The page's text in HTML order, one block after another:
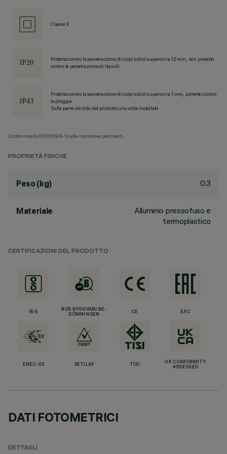
Classe II
Protetto contro la penetrazione di corpi solidi superiori a 12 mm, non protetto
contro la penetrazione di liquidi.
Protetto contro la penetrazione di corpi solidi superiori a 1 mm, protetto contro
la pioggia.
Sulla parte visibile del prodotto una volta installato
Conforme alla EN60598-1 e alle normative pertinenti.
PROPRIETÀ FISICHE
Peso (kg) 0.3
Materiale
Alluminio pressofuso e
termoplastico
CERTIFICAZIONI DEL PRODOTTO
BIS
BVB BYGGVARUBE-
DÖMNINGEN
CE EAC
ENEC-03 RETILAP TISI
UK CONFORMITY
ASSESSED
DATI FOTOMETRICI
DETTAGLI